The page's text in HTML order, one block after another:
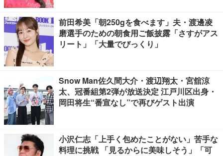
前田希美「朝250gを食べます」夫・渡邊凌
磨選手のための朝食用ご飯披露「さすがアス
リート」「大量でびっくり」
Snow Man佐久間大介・渡辺翔太・宮舘涼
太、冠番組第2弾が放送決定 江戸川区出身・
岡田将生“番宣なし”で再びゲスト出演
小沢仁志「上手く包めたことがない」苦手な
料理に挑戦 「見るからに美味しそう」「可